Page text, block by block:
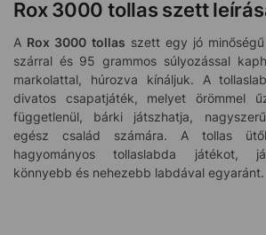
Rox 3000 tollas szett
A Rox 3000 tollas szett egy jó
szárral és 95 grammos súlyozással
markolattal, húrozva kínáljuk. A
divatos csapatjáték, melyet örömmel
függetlenül, bárki játszhatja,
egész család számára. A tollas
hagyományos tollaslabda játékot,
könnyebb és nehezebb labdával egyaránt.